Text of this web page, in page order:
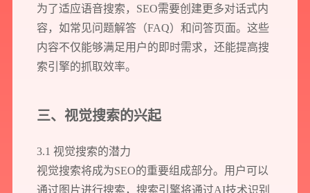
为了适应语音搜索，SEO需要创建更多对话式内
容，如常见问题解答（FAQ）和问答页面。这些
内容不仅能够满足用户的即时需求，还能提高搜
索引擎的抓取效率。
三、视觉搜索的兴起
3.1 视觉搜索的潜力
视觉搜索将成为SEO的重要组成部分。用户可以
通过图片进行搜索，搜索引擎将通过AI技术识别